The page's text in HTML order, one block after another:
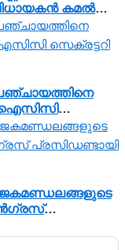
കമൽ
പഞ്ചായത്തിനെ